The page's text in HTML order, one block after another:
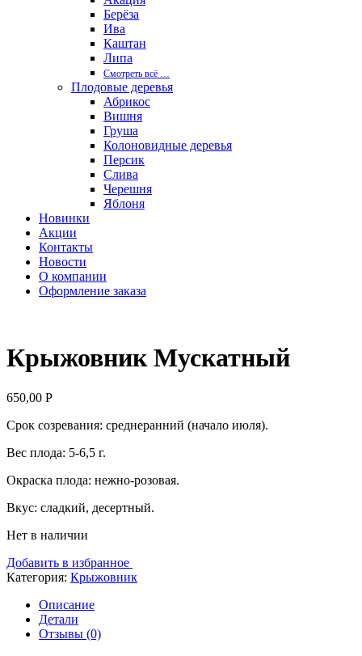
Берёза
Ива
Каштан
Липа
Смотреть вcё …
Плодовые деревья
Абрикос
Вишня
Груша
Колоновидные деревья
Персик
Слива
Черешня
Яблоня
Новинки
Акции
Контакты
Новости
О компании
Оформление заказа
Крыжовник Мускатный
650,00 Р
Срок созревания: среднеранний (начало июля).
Вес плода: 5-6,5 г.
Окраска плода: нежно-розовая.
Вкус: сладкий, десертный.
Нет в наличии
Добавить в избранное
Категория: Крыжовник
Описание
Детали
Отзывы (0)